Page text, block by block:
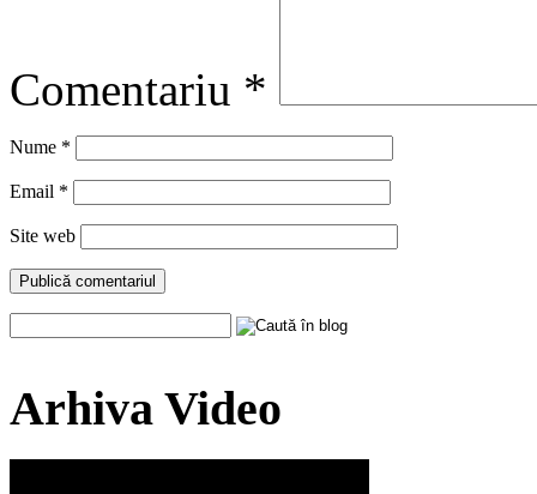
Comentariu *
Nume *
Email *
Site web
Arhiva Video